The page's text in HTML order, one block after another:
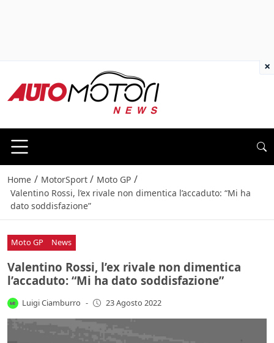
Home / MotorSport / Moto GP /
Valentino Rossi, l’ex rivale non dimentica l’accaduto: “Mi ha
dato soddisfazione”
Moto GP News
Valentino Rossi, l’ex rivale non dimentica
l’accaduto: “Mi ha dato soddisfazione”
Luigi Ciamburro - 23 Agosto 2022
×